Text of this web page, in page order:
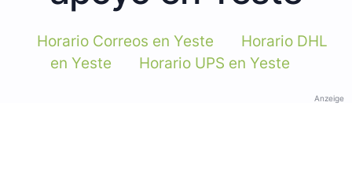
Horario Correos en Yeste
Horario DHL
en Yeste
Horario UPS en Yeste
Anzeige